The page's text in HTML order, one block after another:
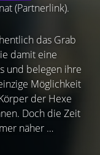
(Partnerlink).
das Grab
damit eine
und belegen ihre
Möglichkeit
der Hexe
Doch die Zeit
näher …